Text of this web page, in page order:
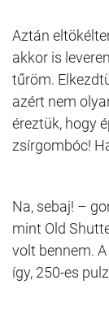
Aztán
akkor is
tűröm.
azért nem
éreztük, hogy
zsírgombóc!
Na, sebaj! –
mint Old
volt bennem.
így, 250-es